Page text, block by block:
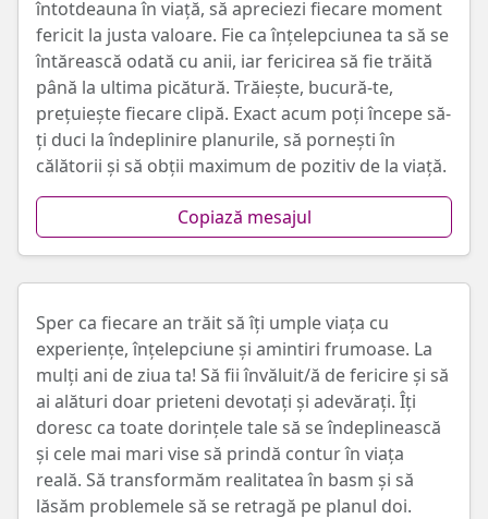
întotdeauna în viață, să apreciezi fiecare moment
fericit la justa valoare. Fie ca înțelepciunea ta să se
întărească odată cu anii, iar fericirea să fie trăită
până la ultima picătură. Trăiește, bucură-te,
prețuiește fiecare clipă. Exact acum poți începe să-
ți duci la îndeplinire planurile, să pornești în
călătorii și să obții maximum de pozitiv de la viață.
Copiază mesajul
Sper ca fiecare an trăit să îți umple viața cu
experiențe, înțelepciune și amintiri frumoase. La
mulți ani de ziua ta! Să fii învăluit/ă de fericire și să
ai alături doar prieteni devotați și adevărați. Îți
doresc ca toate dorințele tale să se îndeplinească
și cele mai mari vise să prindă contur în viața
reală. Să transformăm realitatea în basm și să
lăsăm problemele să se retragă pe planul doi.